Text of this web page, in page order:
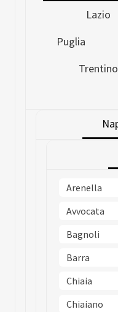
Lazio
Puglia
Arenella
Avvocata
Bagnoli
Barra
Chiaia
Chiaiano